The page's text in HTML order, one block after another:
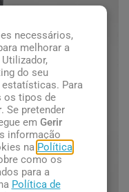
necessários,
melhorar a
do seu
Para
os tipos de
. Se pretender
em Gerir
informação
na Política
como os
para a
Política de